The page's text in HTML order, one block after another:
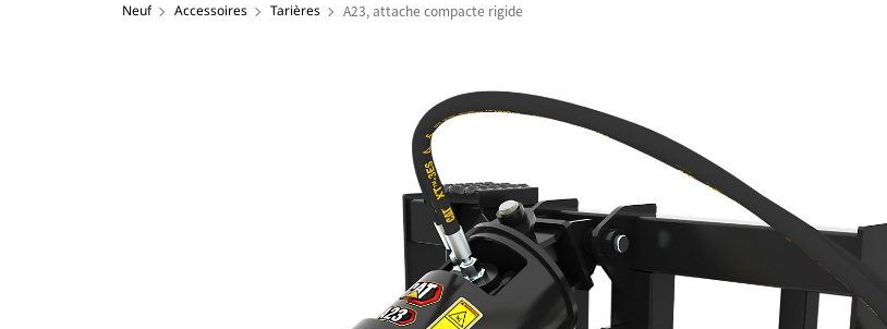
Neuf Accessoires Tarières A23, attache compacte rigide